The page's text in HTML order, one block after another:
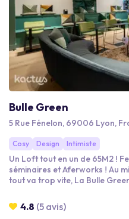
Bulle Green
5 Rue Fénelon, 69006 Lyon,
Cosy Design Intimiste
Un Loft tout en un de 65M2 !
séminaires et Aferworks ! Au
tout va trop vite, La Bulle
espace de séminaires,
place à l’essentiel, au végétal,
4.8 (5 avis)